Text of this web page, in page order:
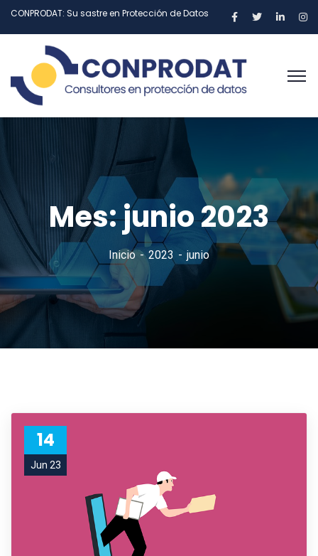
CONPRODAT: Su sastre en Protección de Datos
Mes:junio 2023
Inicio 2023 junio
14
Jun 23